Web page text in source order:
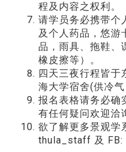
程及内容之权利。
请学员务必携带个
及个人药品，悠游
品，雨具、拖鞋、
橡皮擦等）。
四天三夜行程皆
海大学宿舍(供冷气
报名表格请务必确
有任何疑问欢迎洽
欲了解更多景观学
thula_staff 及 FB: